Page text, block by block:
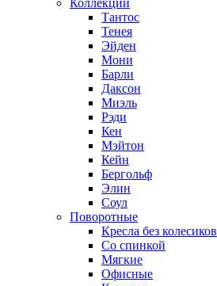
Коллекции
Тантос
Тенея
Эйден
Мони
Барли
Даксон
Миэль
Рэди
Кен
Мэйтон
Кейн
Бергольф
Элин
Соул
Поворотные
Кресла без колесиков
Со спинкой
Мягкие
Офисные